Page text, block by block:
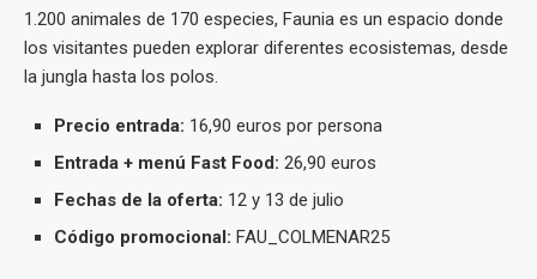
1.200 animales de 170 especies, Faunia es un espacio donde
los visitantes pueden explorar diferentes ecosistemas, desde
la jungla hasta los polos.
Precio entrada: 16,90 euros por persona
Entrada + menú Fast Food: 26,90 euros
Fechas de la oferta: 12 y 13 de julio
Código promocional: FAU_COLMENAR25